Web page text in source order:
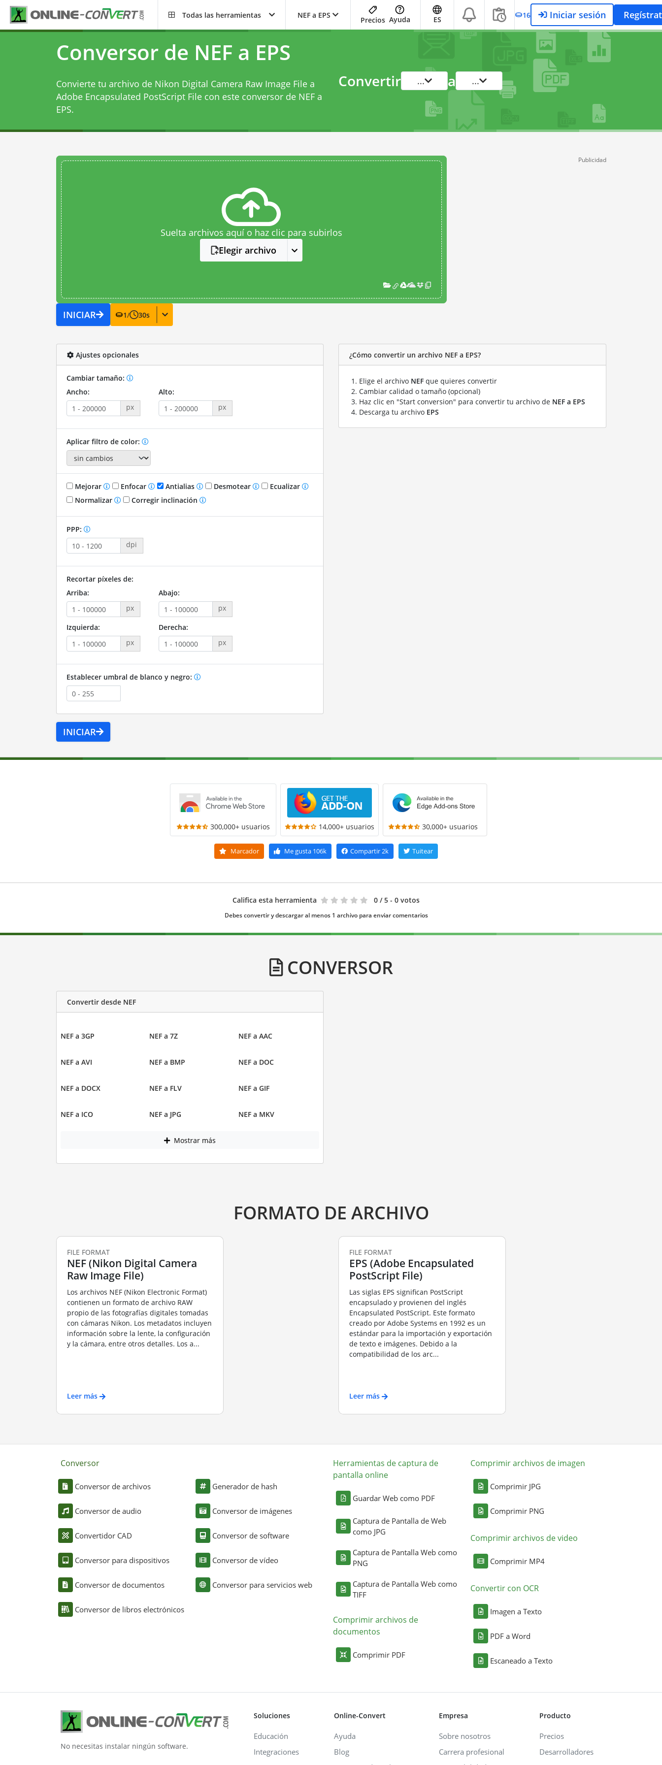
Todas las herramientas NEF a EPS
Precios Ayuda ES 16 Iniciar sesión
Conversor de NEF a EPS
Convierte tu archivo de Nikon Digital Camera Raw Image File a
Adobe Encapsulated PostScript File con este conversor de NEF a
EPS.
Convertir ... a ...
Suelta archivos aquí o haz clic para subirlos
Elegir archivo
INICIAR 1/ 30s
Publicidad
Ajustes opcionales
Cambiar tamaño:
Ancho:
px
Alto:
px
Aplicar filtro de color:
Mejorar Enfocar Antialias Desmotear
Ecualizar
Normalizar
Corregir inclinación
PPP:
dpi
Recortar píxeles de:
Arriba:
px
Abajo:
px
Izquierda:
px
Derecha:
px
Establecer umbral de blanco y negro:
INICIAR
¿Cómo convertir un archivo NEF a EPS?
Elige el archivo NEF que quieres convertir
Cambiar calidad o tamaño (opcional)
Haz clic en "Start conversion" para convertir tu archivo de NEF a EPS
Descarga tu archivo EPS
300,000+ usuarios 14,000+ usuarios 30,000+ usuarios
Marcador Me gusta 106k Compartir2k Tuitear
Califica esta herramienta 0 / 5 - 0 votos
Debes convertir y descargar al menos 1 archivo para enviar comentarios
CONVERSOR
Convertir desde NEF
NEF a 3GP NEF a 7Z NEF a AAC
NEF a AVI NEF a BMP NEF a DOC
NEF a DOCX NEF a FLV NEF a GIF
NEF a ICO NEF a JPG NEF a MKV
Mostrar más
FORMATO DE ARCHIVO
FILE FORMAT
NEF (Nikon Digital Camera
Raw Image File)
Los archivos NEF (Nikon Electronic Format)
contienen un formato de archivo RAW
propio de las fotografías digitales tomadas
con cámaras Nikon. Los metadatos incluyen
información sobre la lente, la configuración
y la cámara, entre otros detalles. Los a...
Leer más
FILE FORMAT
EPS (Adobe Encapsulated
PostScript File)
Las siglas EPS significan PostScript
encapsulado y provienen del inglés
Encapsulated PostScript. Este formato
creado por Adobe Systems en 1992 es un
estándar para la importación y exportación
de texto e imágenes. Debido a la
compatibilidad de los arc...
Leer más
Conversor
Conversor de archivos
Conversor de audio
Convertidor CAD
Conversor para dispositivos
Conversor de documentos
Conversor de libros electrónicos
Generador de hash
Conversor de imágenes
Conversor de software
Conversor de vídeo
Conversor para servicios web
Herramientas de captura de
pantalla online
Guardar Web como PDF
Captura de Pantalla de Web
como JPG
Captura de Pantalla Web como
PNG
Captura de Pantalla Web como
TIFF
Comprimir archivos de
documentos
Comprimir PDF
Comprimir archivos de imagen
Comprimir JPG
Comprimir PNG
Comprimir archivos de video
Comprimir MP4
Convertir con OCR
Imagen a Texto
PDF a Word
Escaneado a Texto
No necesitas instalar ningún software.
Soluciones
Educación
Integraciones
Online-Convert
Ayuda
Blog
Empresa
Sobre nosotros
Carrera profesional
Producto
Precios
Desarrolladores